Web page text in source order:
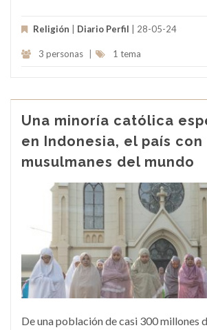
Religión Diario Perfil | 28-05-24
3 personas 1 tema
Una minoría católica
en Indonesia, el país con
musulmanes del mundo
De una población de casi 300 millones